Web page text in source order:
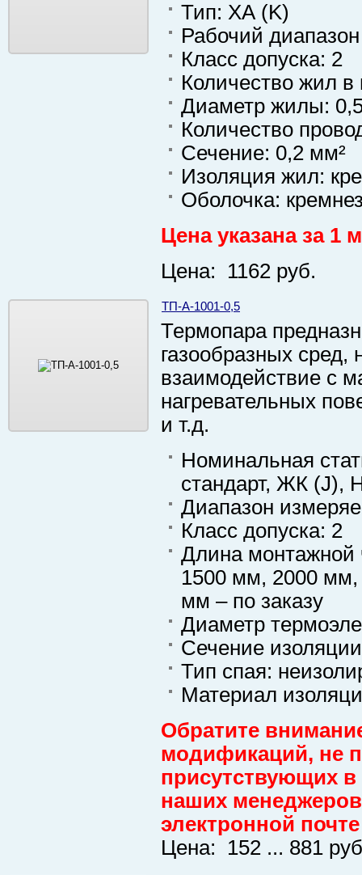
Тип: ХА (K)
Рабочий
Класс допуска: 2
Количество жил в
Диаметр жилы:
Количество
Сечение: 0,2 мм²
Изоляция жил:
Оболочка:
Цена указана за 1 м
Цена: 1162 руб.
ТП-А-1001-0,5
Термопара
газообразных
взаимодействие с
нагревательных
и т.д.
Номинальная
стандарт, ЖК (J),
Диапазон
Класс допуска: 2
Длина
1500 мм, 2000 мм,
мм – по заказу
Диаметр
Сечение
Тип спая:
Материал
Обратите
модификаций, не
присутствующих
наших менеджеров
электронной
Цена: 152 ... 881